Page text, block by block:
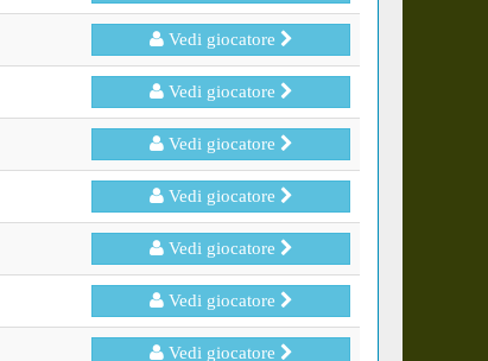
Vedi giocatore
Vedi giocatore
Vedi giocatore
Vedi giocatore
Vedi giocatore
Vedi giocatore
Vedi giocatore